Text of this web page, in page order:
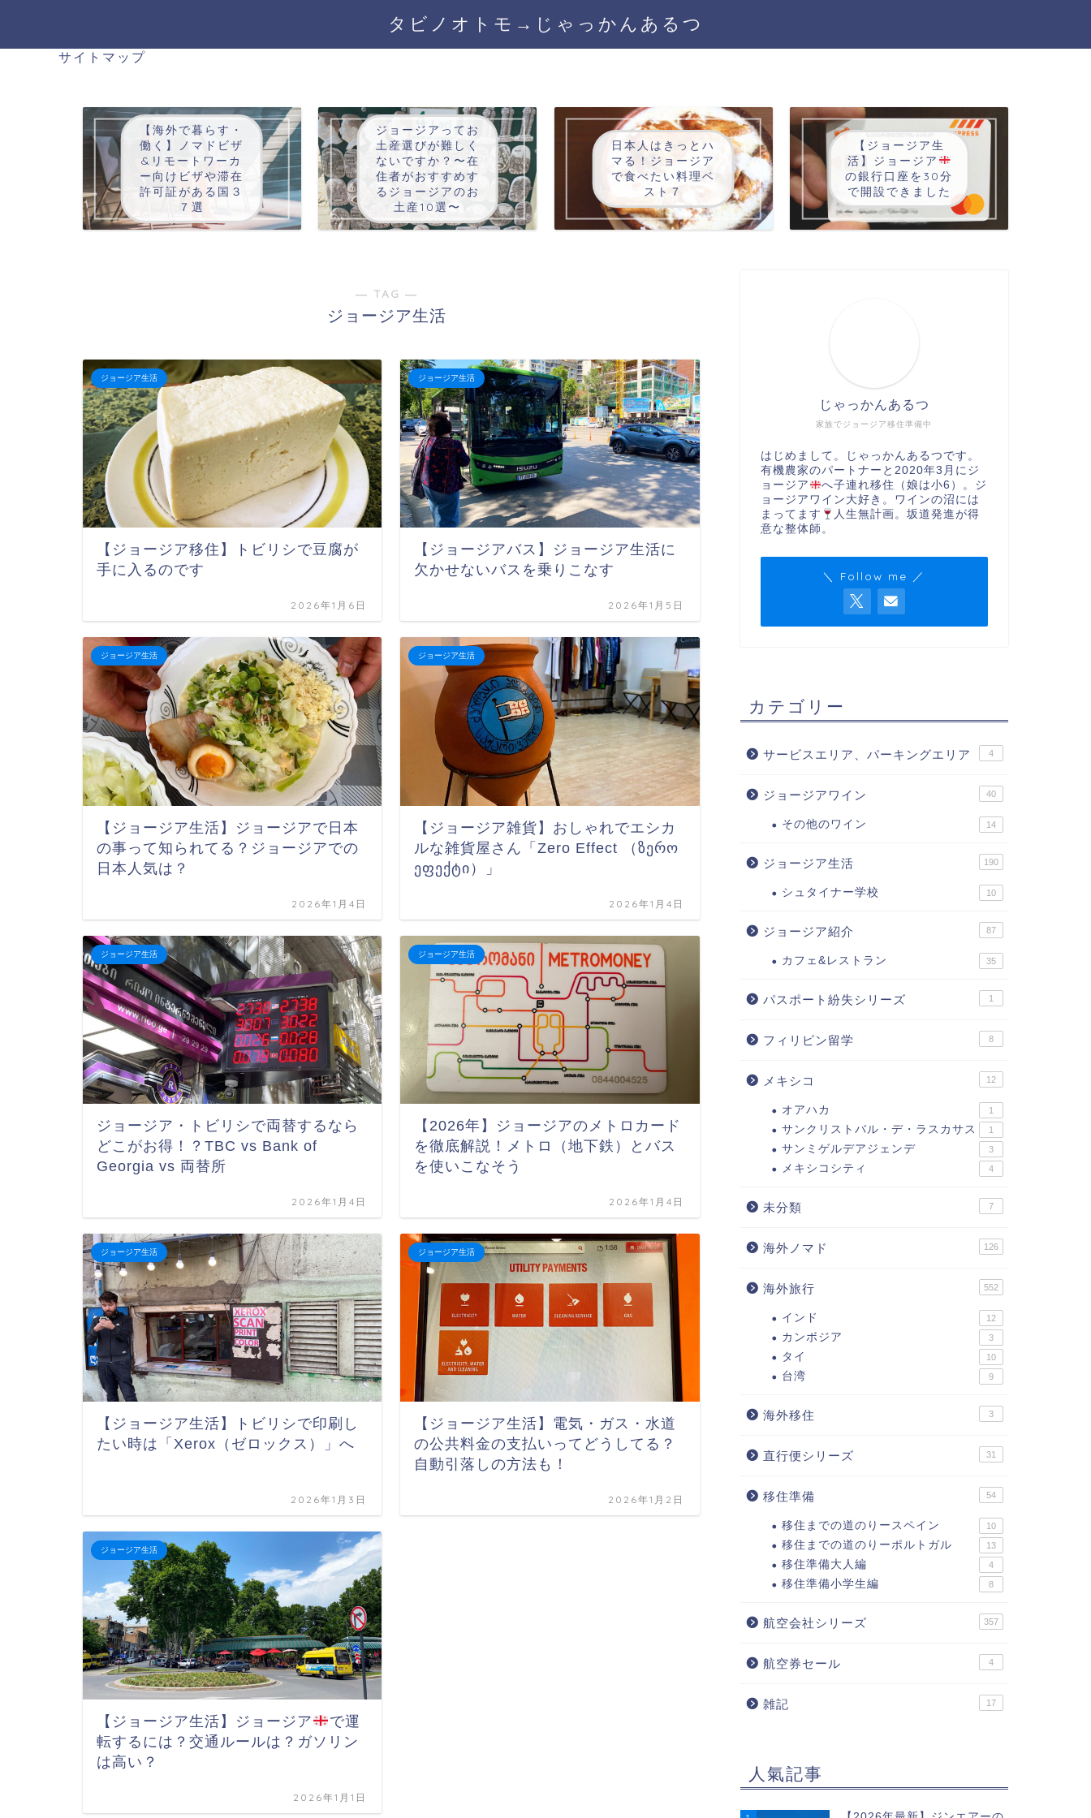
タビノオトモ→じゃっかんあるつ
サイトマップ
【海外で暮らす・
働く】ノマドビザ
&リモートワーカ
ー向けビザや滞在
許可証がある国３
７選
ジョージアってお
土産選びが難しく
ないですか？〜在
住者がおすすめす
るジョージアのお
土産10選〜
日本人はきっとハ
マる！ジョージア
で食べたい料理ベ
スト７
【ジョージア生
活】ジョージア
の銀行口座を30分
で開設できました
― TAG ―
ジョージア生活
ジョージア生活
【ジョージア移住】トビリシで豆腐が
手に入るのです
2026年1月6日
ジョージア生活
【ジョージアバス】ジョージア生活に
欠かせないバスを乗りこなす
2026年1月5日
ジョージア生活
【ジョージア生活】ジョージアで日本
の事って知られてる？ジョージアでの
日本人気は？
2026年1月4日
ジョージア生活
【ジョージア雑貨】おしゃれでエシカ
ルな雑貨屋さん「Zero Effect （ზერო
ეფექტი）」
2026年1月4日
ジョージア生活
ジョージア・トビリシで両替するなら
どこがお得！？TBC vs Bank of
Georgia vs 両替所
2026年1月4日
ジョージア生活
【2026年】ジョージアのメトロカード
を徹底解説！メトロ（地下鉄）とバス
を使いこなそう
2026年1月4日
ジョージア生活
【ジョージア生活】トビリシで印刷し
たい時は「Xerox（ゼロックス）」へ
2026年1月3日
ジョージア生活
【ジョージア生活】電気・ガス・水道
の公共料金の支払いってどうしてる？
自動引落しの方法も！
2026年1月2日
ジョージア生活
【ジョージア生活】ジョージア
で運
転するには？交通ルールは？ガソリン
は高い？
2026年1月1日
家族でジョージア移住準備中
じゃっかんあるつ
はじめまして。じゃっかんあるつです。
有機農家のパートナーと2020年3月にジ
ョージア
へ子連れ移住（娘は小6）。ジ
ョージアワイン大好き。ワインの沼には
まってます
人生無計画。坂道発進が得
意な整体師。
＼ Follow me ／
カテゴリー
サービスエリア、パーキングエリア 4
ジョージアワイン 40
その他のワイン 14
ジョージア生活 190
シュタイナー学校 10
ジョージア紹介 87
カフェ&レストラン 35
パスポート紛失シリーズ 1
フィリピン留学 8
メキシコ 12
オアハカ 1
サンクリストバル・デ・ラスカサス 1
サンミゲルデアジェンデ 3
メキシコシティ 4
未分類 7
海外ノマド 126
海外旅行 552
インド 12
カンボジア 3
タイ 10
台湾 9
海外移住 3
直行便シリーズ 31
移住準備 54
移住までの道のりースペイン 10
移住までの道のりーポルトガル 13
移住準備大人編 4
移住準備小学生編 8
航空会社シリーズ 357
航空券セール 4
雑記 17
人氣記事